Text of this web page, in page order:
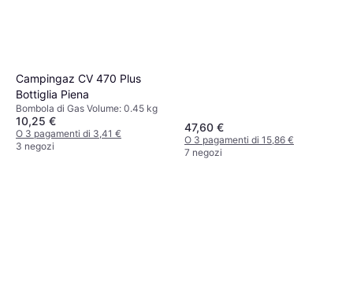
Campingaz CV 470 Plus
Bottiglia Piena
Bombola di Gas Volume: 0.45 kg
10,25 €
O 3 pagamenti di 3,41 €
3 negozi
47,60 €
O 3 pagamenti di 15,86 €
7 negozi